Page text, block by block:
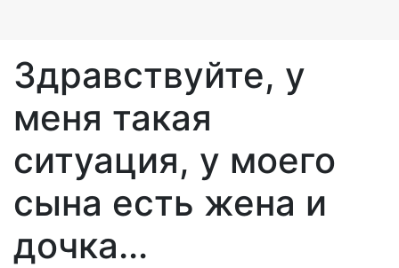
Здравствуйте, у
меня такая
ситуация, у моего
сына есть жена и
дочка...